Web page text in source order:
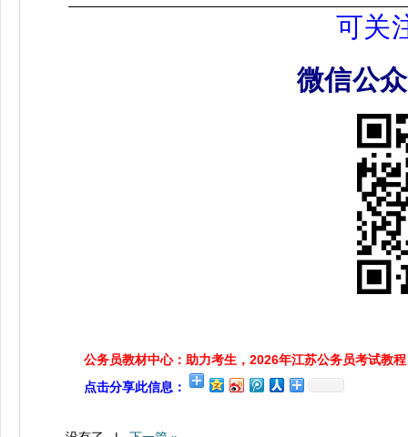
可关
微信公
公务员教材中心：助力考生，2026年江苏公务员考试教程
点击分享此信息：